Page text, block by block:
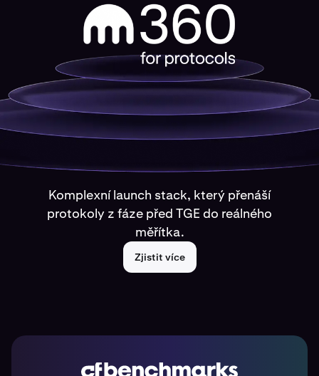
Komplexní launch stack, který přenáší
protokoly z fáze před TGE do reálného
měřítka.
Zjistit více